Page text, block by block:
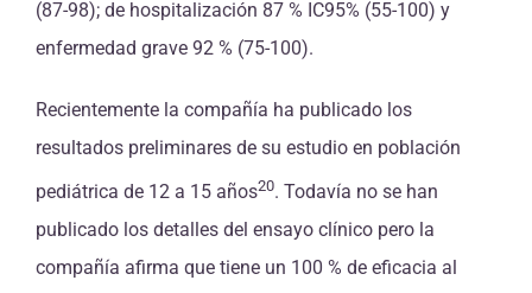
(87-98); de hospitalización 87 % IC95% (55-100) y
enfermedad grave 92 % (75-100).
Recientemente la compañía ha publicado los
resultados preliminares de su estudio en población
pediátrica de 12 a 15 años20. Todavía no se han
publicado los detalles del ensayo clínico pero la
compañía afirma que tiene un 100 % de eficacia al